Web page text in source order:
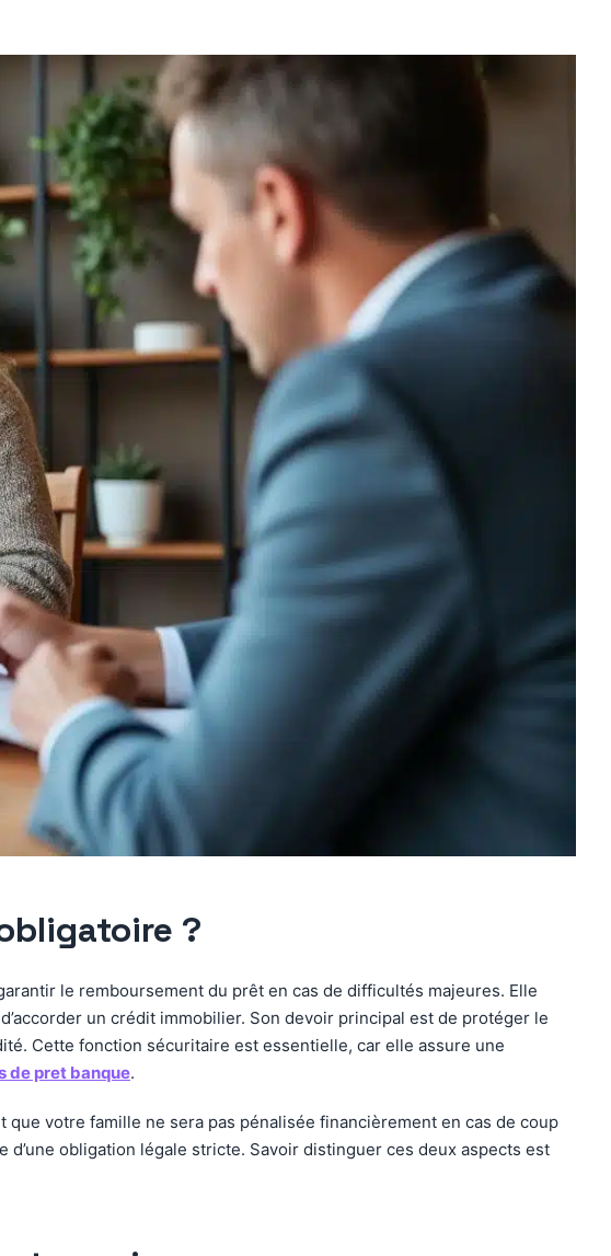
?
le remboursement du prêt en cas de difficultés majeures. Elle
un crédit immobilier. Son devoir principal est de protéger le
Cette fonction sécuritaire est essentielle, car elle assure une
de pret banque.
votre famille ne sera pas pénalisée financièrement en cas de coup
obligation légale stricte. Savoir distinguer ces deux aspects est